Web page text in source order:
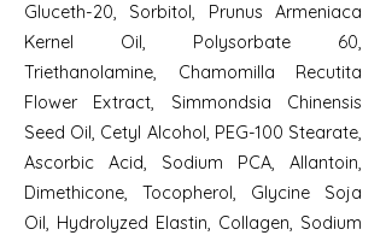
Gluceth-20, Sorbitol, Prunus Armeniaca
Kernel Oil, Polysorbate 60,
Triethanolamine, Chamomilla Recutita
Flower Extract, Simmondsia Chinensis
Seed Oil, Cetyl Alcohol, PEG-100 Stearate,
Ascorbic Acid, Sodium PCA, Allantoin,
Dimethicone, Tocopherol, Glycine Soja
Oil, Hydrolyzed Elastin, Collagen, Sodium